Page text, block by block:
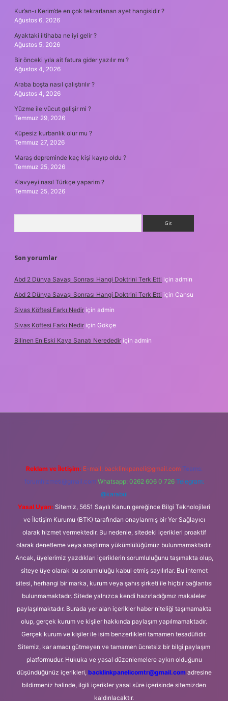
Kur’an-ı Kerim’de en çok tekrarlanan ayet hangisidir ?
Ağustos 6, 2026
Ayaktaki iltihaba ne iyi gelir ?
Ağustos 5, 2026
Bir önceki yıla ait fatura gider yazılır mı ?
Ağustos 4, 2026
Araba boşta nasıl çalıştırılır ?
Ağustos 4, 2026
Yüzme ile vücut gelişir mi ?
Temmuz 29, 2026
Küpesiz kurbanlık olur mu ?
Temmuz 27, 2026
Maraş depreminde kaç kişi kayıp oldu ?
Temmuz 25, 2026
Klavyeyi nasıl Türkçe yaparim ?
Temmuz 25, 2026
Son yorumlar
Abd 2 Dünya Savaşı Sonrası Hangi Doktrini Terk Etti için admin
Abd 2 Dünya Savaşı Sonrası Hangi Doktrini Terk Etti için Cansu
Sivas Köftesi Farkı Nedir için admin
Sivas Köftesi Farkı Nedir için Gökçe
Bilinen En Eski Kaya Sanatı Nerededir için admin
Reklam ve İletişim: E-mail: backlinkpaneli@gmail.com Teams:
forumhizmeti@gmail.com Whatsapp: 0262 606 0 726 Telegram:
@karabul
Yasal Uyarı: Sitemiz, 5651 Sayılı Kanun gereğince Bilgi Teknolojileri
ve İletişim Kurumu (BTK) tarafından onaylanmış bir Yer Sağlayıcı
olarak hizmet vermektedir. Bu nedenle, sitedeki içerikleri proaktif
olarak denetleme veya araştırma yükümlülüğümüz bulunmamaktadır.
Ancak, üyelerimiz yazdıkları içeriklerin sorumluluğunu taşımakta olup,
siteye üye olarak bu sorumluluğu kabul etmiş sayılırlar. Bu internet
sitesi, herhangi bir marka, kurum veya şahıs şirketi ile hiçbir bağlantısı
bulunmamaktadır. Sitede yalnızca kendi hazırladığımız makaleler
paylaşılmaktadır. Burada yer alan içerikler haber niteliği taşımamakta
olup, gerçek kurum ve kişiler hakkında paylaşım yapılmamaktadır.
Gerçek kurum ve kişiler ile isim benzerlikleri tamamen tesadüfidir.
Sitemiz, kar amacı gütmeyen ve tamamen ücretsiz bir bilgi paylaşım
platformudur. Hukuka ve yasal düzenlemelere aykırı olduğunu
düşündüğünüz içerikleri, backlinkpanelicomtr@gmail.comadresine
bildirmeniz halinde, ilgili içerikler yasal süre içerisinde sitemizden
kaldırılacaktır.